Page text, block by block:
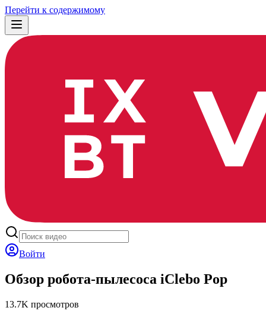
Перейти к содержимому
Войти
Обзор робота-пылесоса iClebo Pop
13.7K просмотров